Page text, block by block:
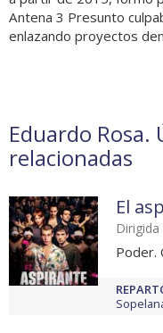
Antena 3 Presunto
enlazando proyectos
Eduardo Rosa.
relacionadas
El
Poder.